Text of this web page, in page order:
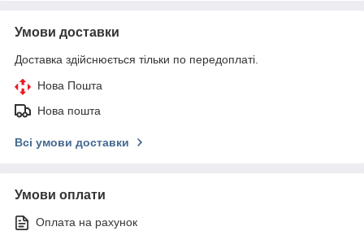
Умови доставки
Доставка здійснюється тільки по передоплаті.
Нова Пошта
Нова пошта
Всі умови доставки
Умови оплати
Оплата на рахунок